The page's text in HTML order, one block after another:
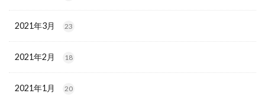
2021年3月 23
2021年2月 18
2021年1月 20